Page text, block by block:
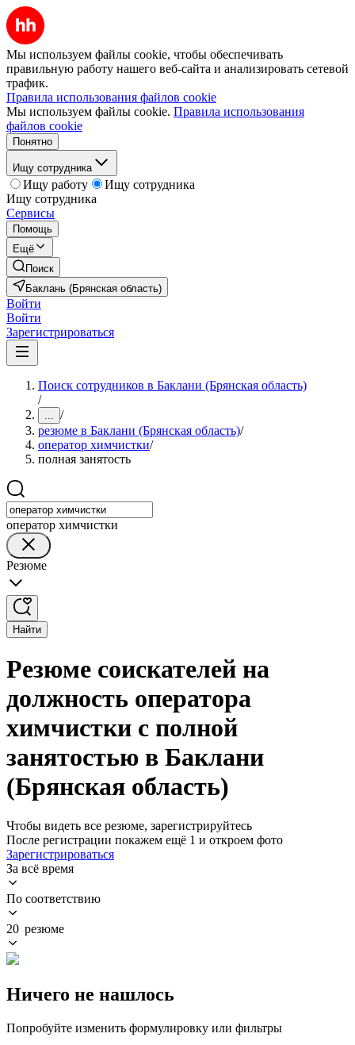
Мы используем файлы cookie, чтобы обеспечивать
правильную работу нашего веб-сайта и анализировать сетевой
трафик.
Правила использования файлов cookie
Мы используем файлы cookie. Правила использования
файлов cookie
Понятно
Ищу сотрудника
Ищу работу
Ищу сотрудника
Ищу сотрудника
Сервисы
Помощь
Ещё
Поиск
Баклань (Брянская область)
Войти
Войти
Зарегистрироваться
Поиск сотрудников в Баклани (Брянская область)
/
... /
резюме в Баклани (Брянская область)/
оператор химчистки/
полная занятость
оператор химчистки
Резюме
Найти
Резюме соискателей на
должность оператора
химчистки с полной
занятостью в Баклани
(Брянская область)
Чтобы видеть все резюме, зарегистрируйтесь
После регистрации покажем ещё 1 и откроем фото
Зарегистрироваться
За всё время
По соответствию
20 резюме
Ничего не нашлось
Попробуйте изменить формулировку или фильтры